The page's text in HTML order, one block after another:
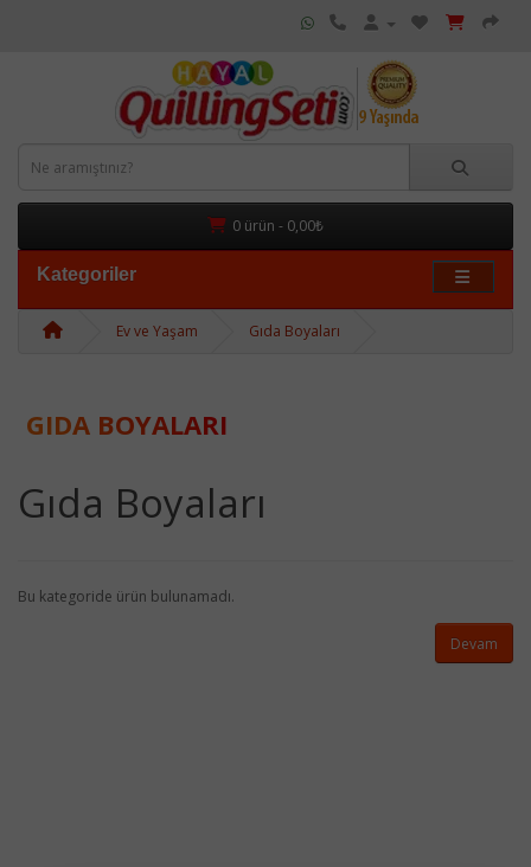
0 ürün - 0,00₺
Kategoriler
Ev ve Yaşam Gıda Boyaları
GIDA BOYALARI
Gıda Boyaları
Bu kategoride ürün bulunamadı.
Devam